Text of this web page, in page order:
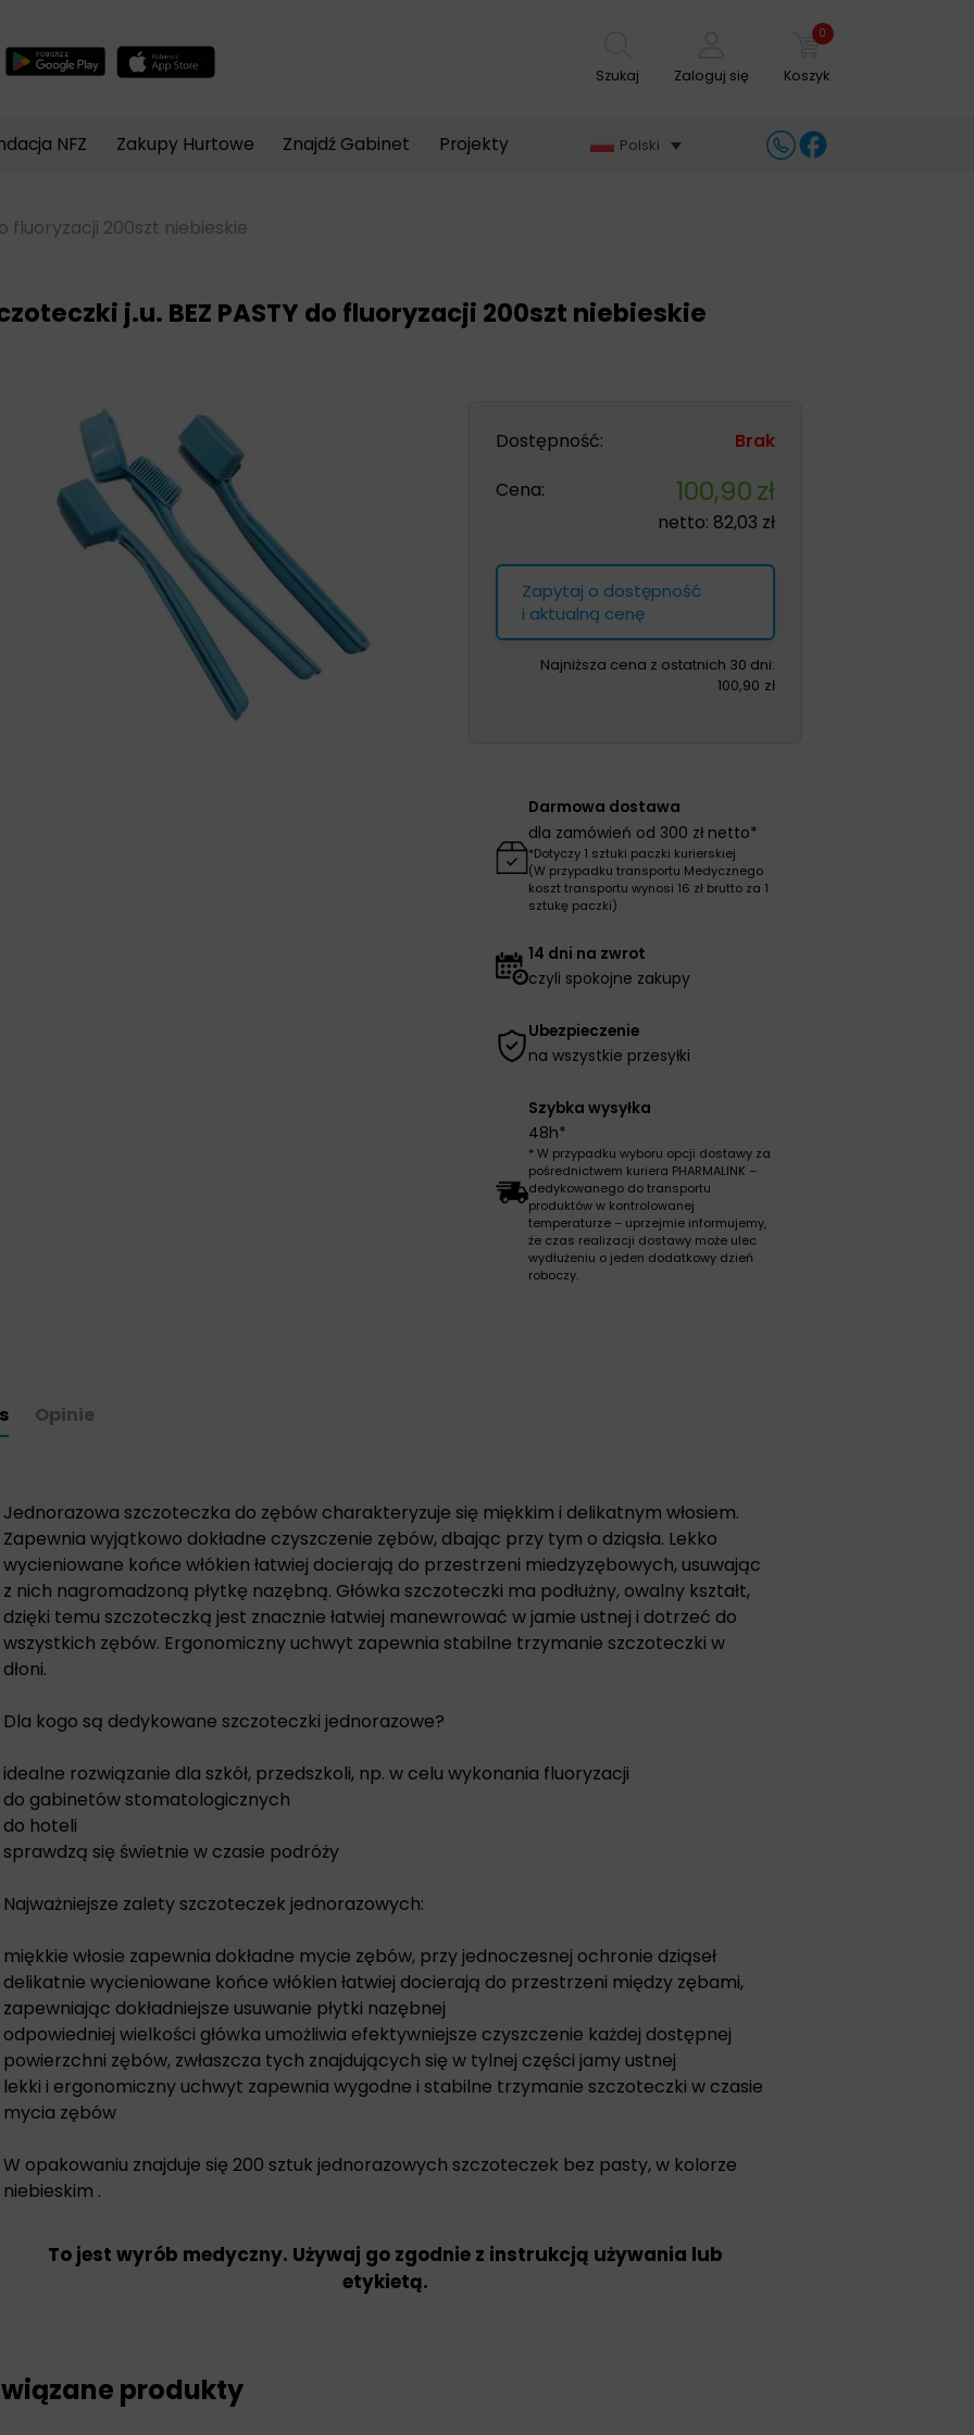
Szukaj Zaloguj się
0
Koszyk
NFZ Zakupy Hurtowe Znajdź Gabinet Projekty Polski
fluoryzacji 200szt niebieskie
j.u. BEZ PASTY do fluoryzacji 200szt niebieskie
Dostępność:
Brak
Cena:
100,90zł
netto: 82,03 zł
Zapytaj o dostępność
i aktualną cenę
Najniższa cena z ostatnich 30 dni:
100,90 zł
Darmowa dostawa
dla zamówień od 300 zł netto*
*Dotyczy 1 sztuki paczki kurierskiej
(W przypadku transportu Medycznego
koszt transportu wynosi 16 zł brutto za 1
sztukę paczki)
14 dni na zwrot
czyli spokojne zakupy
Ubezpieczenie
na wszystkie przesyłki
Szybka wysyłka
48h*
* W przypadku wyboru opcji dostawy za
pośrednictwem kuriera PHARMALINK –
dedykowanego do transportu
produktów w kontrolowanej
temperaturze – uprzejmie informujemy,
że czas realizacji dostawy może ulec
wydłużeniu o jeden dodatkowy dzień
roboczy.
Opinie
Jednorazowa szczoteczka do zębów charakteryzuje się miękkim i delikatnym włosiem.
Zapewnia wyjątkowo dokładne czyszczenie zębów, dbając przy tym o dziąsła. Lekko
wycieniowane końce włókien łatwiej docierają do przestrzeni miedzyzębowych, usuwając
z nich nagromadzoną płytkę nazębną. Główka szczoteczki ma podłużny, owalny kształt,
dzięki temu szczoteczką jest znacznie łatwiej manewrować w jamie ustnej i dotrzeć do
wszystkich zębów. Ergonomiczny uchwyt zapewnia stabilne trzymanie szczoteczki w
dłoni.
Dla kogo są dedykowane szczoteczki jednorazowe?
idealne rozwiązanie dla szkół, przedszkoli, np. w celu wykonania fluoryzacji
do gabinetów stomatologicznych
do hoteli
sprawdzą się świetnie w czasie podróży
Najważniejsze zalety szczoteczek jednorazowych:
miękkie włosie zapewnia dokładne mycie zębów, przy jednoczesnej ochronie dziąseł
delikatnie wycieniowane końce włókien łatwiej docierają do przestrzeni między zębami,
zapewniając dokładniejsze usuwanie płytki nazębnej
odpowiedniej wielkości główka umożliwia efektywniejsze czyszczenie każdej dostępnej
powierzchni zębów, zwłaszcza tych znajdujących się w tylnej części jamy ustnej
lekki i ergonomiczny uchwyt zapewnia wygodne i stabilne trzymanie szczoteczki w czasie
mycia zębów
W opakowaniu znajduje się 200 sztuk jednorazowych szczoteczek bez pasty, w kolorze
niebieskim .
To jest wyrób medyczny. Używaj go zgodnie z instrukcją używania lub
etykietą.
produkty